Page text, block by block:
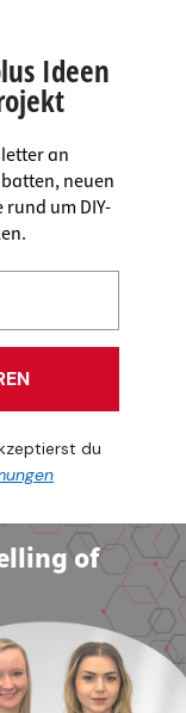
Ideen
an
neuen
um DIY-
du
of